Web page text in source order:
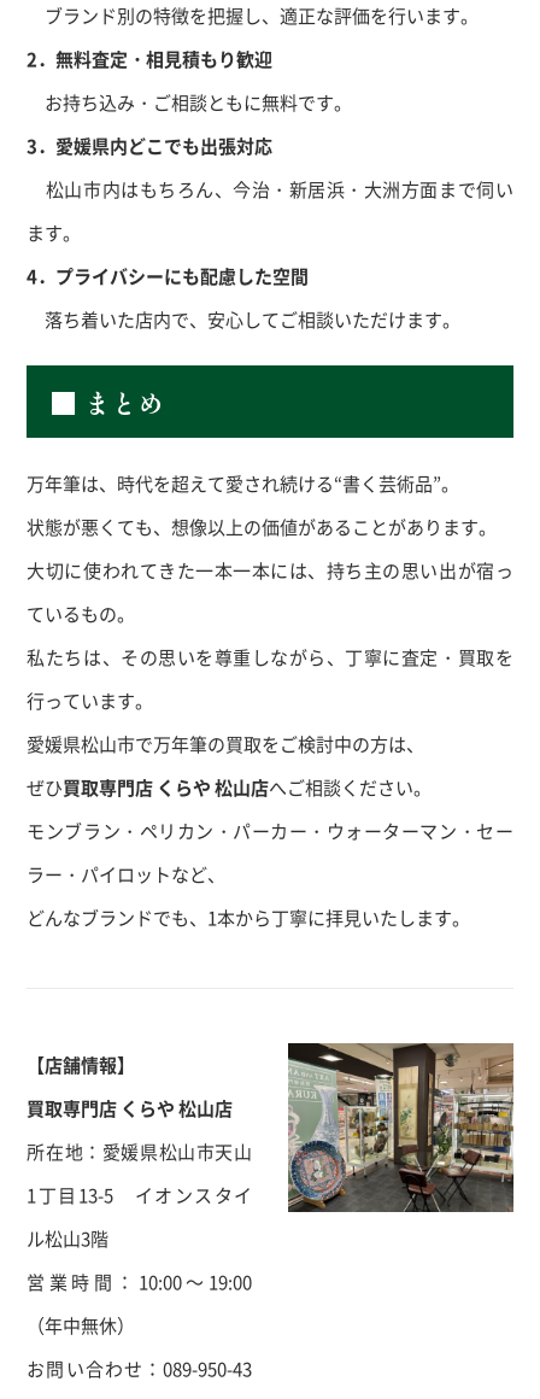
ブランド別の特徴を把握し、適正な評価を行います。
2．無料査定・相見積もり歓迎
お持ち込み・ご相談ともに無料です。
3．愛媛県内どこでも出張対応
松山市内はもちろん、今治・新居浜・大洲方面まで伺い
ます。
4．プライバシーにも配慮した空間
落ち着いた店内で、安心してご相談いただけます。
■ まとめ
万年筆は、時代を超えて愛され続ける“書く芸術品”。
状態が悪くても、想像以上の価値があることがあります。
大切に使われてきた一本一本には、持ち主の思い出が宿っ
ているもの。
私たちは、その思いを尊重しながら、丁寧に査定・買取を
行っています。
愛媛県松山市で万年筆の買取をご検討中の方は、
ぜひ買取専門店 くらや 松山店へご相談ください。
モンブラン・ペリカン・パーカー・ウォーターマン・セー
ラー・パイロットなど、
どんなブランドでも、1本から丁寧に拝見いたします。
【店舗情報】
買取専門店 くらや 松山店
所在地： 愛媛県松山市天山
1丁目13-5 イオンスタイ
ル松山3階
営業時間：10:00～19:00
（年中無休）
お問い合わせ： 089-950-43